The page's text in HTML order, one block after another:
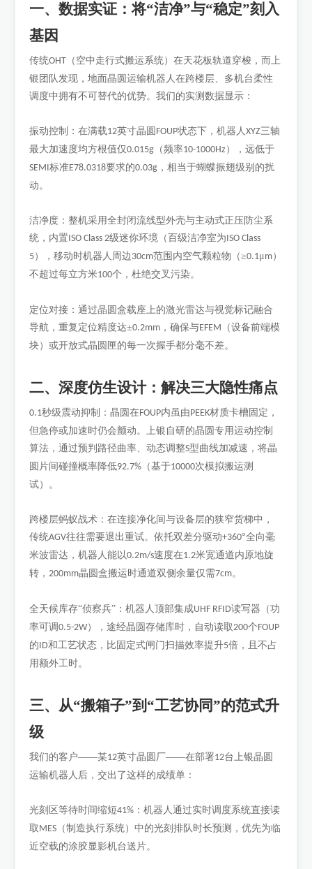
一、数据实证：将“洁净”与“稳定”刻入
基因
传统OHT （空中走行式搬运系统）在天花板轨道穿梭，而上
银团队发现，地面晶圆运输机器人在跨楼层、多机台柔性
调度中拥有不可替代的优势。我们的实测数据显示：
振动控制：在满载12英寸晶圆 FOUP状态下，机器人XYZ三轴
最大加速度均方根值仅0.015g （频率10-1000Hz ），远低于
SEMI标准E78.0318要求的0.03g ，相当于蝴蝶振翅级别的扰
动。
洁净度：整机采用全封闭流线型外壳与主动式正压防尘系
统，内置ISO Class 2级迷你环境（百级洁净室为ISO Class
5），移动时机器人周边 30cm范围内空气颗粒物（≥0.1μm）
不超过每立方米100个，杜绝交叉污染。
定位对接：通过晶圆盒载座上的激光雷达与视觉标记融合
导航，重复定位精度达±0.2mm ，确保与EFEM （设备前端模
块）或开放式晶圆匣的每一次握手都分毫不差。
二、深度仿生设计：解决三大隐性痛点
0.1秒级震动抑制：晶圆在FOUP内虽由PEEK材质卡槽固定，
但急停或加速时仍会颤动。上银自研的晶圆专用运动控制
算法，通过预判路径曲率、动态调整S型曲线加减速，将晶
圆片间碰撞概率降低92.7% （基于10000次模拟搬运测
试）。
跨楼层蚂蚁战术：在连接净化间与设备层的狭窄货梯中，
传统AGV往往需要退出重试。依托双差分驱动+360°全向毫
米波雷达，机器人能以0.2m/s速度在1.2米宽通道内原地旋
转，200mm晶圆盒搬运时通道双侧余量仅需7cm。
全天候库存“侦察兵”：机器人顶部集成UHF RFID读写器（功
率可调0.5-2W），途经晶圆存储库时，自动读取200个FOUP
的ID和工艺状态，比固定式闸门扫描效率提升5倍，且不占
用额外工时。
三、从“搬箱子”到“工艺协同”的范式升
级
我们的客户——某12英寸晶圆厂——在部署12台上银晶圆
运输机器人后，交出了这样的成绩单：
光刻区等待时间缩短41% ：机器人通过实时调度系统直接读
取 MES （制造执行系统）中的光刻排队时长预测，优先为临
近空载的涂胶显影机台送片。